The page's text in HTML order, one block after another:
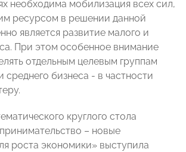
необходима мобилизация всех сил,
ресурсом в решении данной
является развитие малого и
При этом особенное внимание
отдельным целевым группам
среднего бизнеса - в частности
круглого стола
– новые
роста экономики» выступила